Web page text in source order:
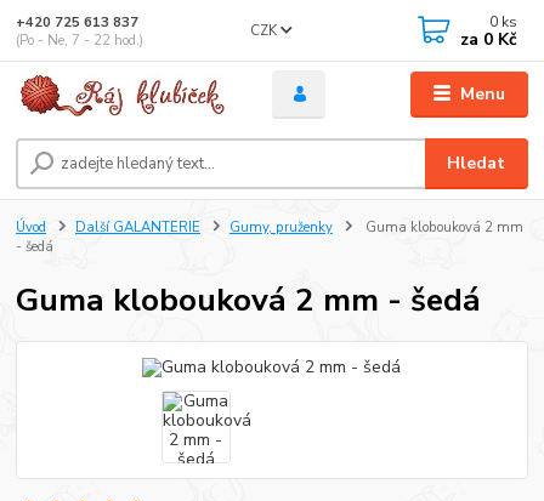
Menu
CZK
Hledat
+420 725 613 837
(Po - Ne, 7 - 22 hod.)
0 ks
za 0 Kč
Úvod Další GALANTERIE Gumy, pruženky
Guma klobouková 2 mm
- šedá
Guma klobouková 2 mm - šedá